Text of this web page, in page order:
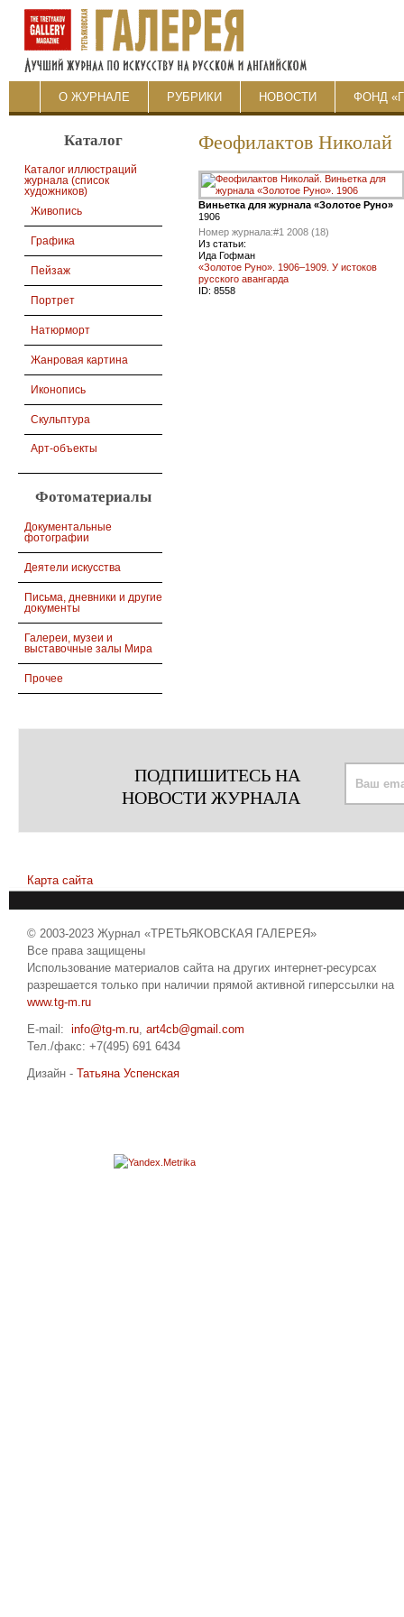
О ЖУРНАЛЕ РУБРИКИ НОВОСТИ ФОНД
Каталог
Каталог иллюстраций
журнала (список
художников)
Живопись
Графика
Пейзаж
Портрет
Натюрморт
Жанровая картина
Иконопись
Скульптура
Арт-объекты
Фотоматериалы
Документальные
фотографии
Деятели искусства
Письма, дневники и другие
документы
Галереи, музеи и
выставочные залы Мира
Прочее
Феофилактов Николай
Виньетка для журнала «Золотое Руно»
1906
Номер журнала:#1 2008 (18)
Из статьи:
Ида Гофман
«Золотое Руно». 1906–1909. У истоков
русского авангарда
ID: 8558
ПОДПИШИТЕСЬ НА
НОВОСТИ ЖУРНАЛА
Карта сайта
© 2003-2023 Журнал «ТРЕТЬЯКОВСКАЯ ГАЛЕРЕЯ»
Все права защищены
Использование материалов сайта на других интернет-ресурсах
разрешается только при наличии прямой активной гиперссылки на
www.tg-m.ru
E-mail: info@tg-m.ru, art4cb@gmail.com
Тел./факс: +7(495) 691 6434
Дизайн - Татьяна Успенская